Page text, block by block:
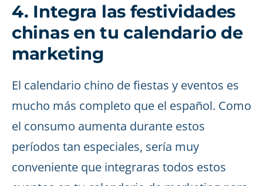
4. Integra las festividades
chinas en tu calendario de
marketing
El calendario chino de fiestas y eventos es
mucho más completo que el español. Como
el consumo aumenta durante estos
períodos tan especiales, sería muy
conveniente que integraras todos estos